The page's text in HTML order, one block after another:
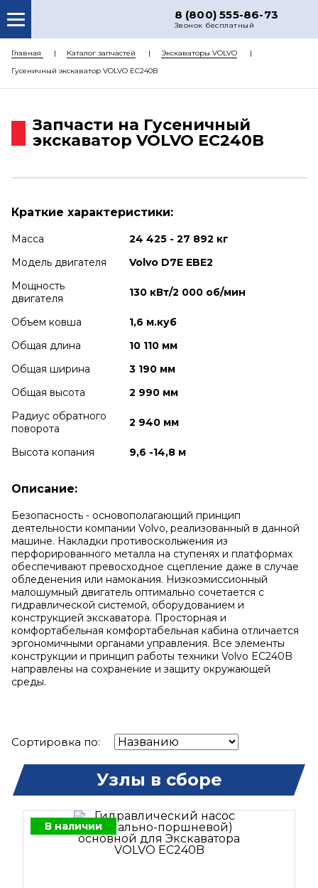
8 (800) 555-86-73
Звонок бесплатный
О НАС
КАТАЛОГ ЗАПЧАСТЕЙ
ДОСТАВКА
Главная Каталог запчастей
Экскаваторы VOLVO
Гусеничный экскаватор VOLVO EC240B
Запчасти на Гусеничный
экскаватор VOLVO EC240B
Краткие характеристики:
Масса
24 425 - 27 892 кг
Модель двигателя
Volvo D7E EBE2
Мощность
двигателя
130 кВт/2 000 об/мин
Объем ковша
1,6 м.куб
Общая длина
10 110 мм
Общая ширина
3 190 мм
Общая высота
2 990 мм
Радиус обратного
поворота
2 940 мм
Высота копания 9,6 -14,8 м
Описание:
Безопасность - основополагающий принцип
деятельности компании Volvo, реализованный в данной
машине. Накладки противоскольжения из
перфорированного металла на ступенях и платформах
обеспечивают превосходное сцепление даже в случае
обледенения или намокания. Низкоэмиссионный
малошумный двигатель оптимально сочетается с
гидравлической системой, оборудованием и
конструкцией экскаватора. Просторная и
комфортабельная комфортабельная кабина отличается
эргономичными органами управления. Все элементы
конструкции и принцип работы техники Volvo EC240B
направлены на сохранение и защиту окружающей
среды.
Сортировка по:
Узлы в сборе
В наличии